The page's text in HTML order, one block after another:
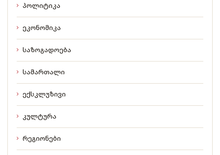
პოლიტიკა
ეკონომიკა
საზოგადოება
სამართალი
ექსკლუზივი
კულტურა
რეგიონები